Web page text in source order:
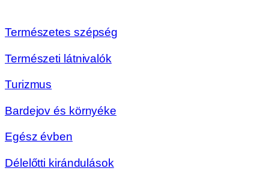
Természetes szépség
Természeti látnivalók
Turizmus
Bardejov és környéke
Egész évben
Délelőtti kirándulások